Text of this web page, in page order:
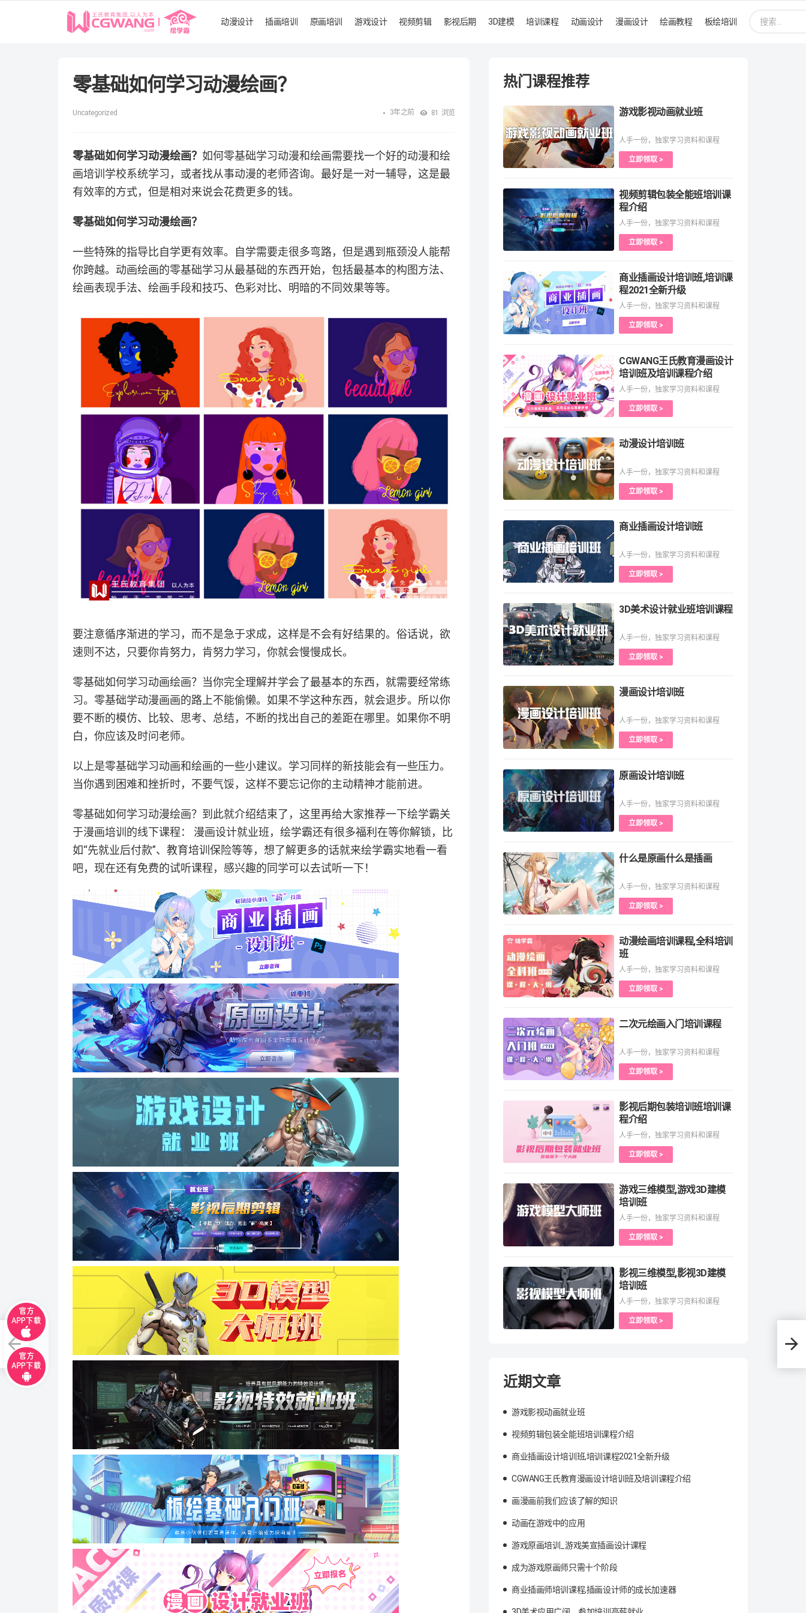
动漫设计 插画培训 原画培训 游戏设计 视频剪辑 影视后期 3D建模 培训课程 动画设计 漫画设计 绘画教程 板绘培训
零基础如何学习动漫绘画？
Uncategorized 3年之前 81 浏览
零基础如何学习动漫绘画？ 如何零基础学习动漫和绘画需要找一个好的动漫和绘
画培训学校系统学习，或者找从事动漫的老师咨询。最好是一对一辅导，这是最
有效率的方式，但是相对来说会花费更多的钱。
零基础如何学习动漫绘画？
一些特殊的指导比自学更有效率。自学需要走很多弯路，但是遇到瓶颈没人能帮
你跨越。动画绘画的零基础学习从最基础的东西开始，包括最基本的构图方法、
绘画表现手法、绘画手段和技巧、色彩对比、明暗的不同效果等等。
要注意循序渐进的学习，而不是急于求成，这样是不会有好结果的。俗话说，欲
速则不达，只要你肯努力，肯努力学习，你就会慢慢成长。
零基础如何学习动画绘画？当你完全理解并学会了最基本的东西，就需要经常练
习。零基础学动漫画画的路上不能偷懒。如果不学这种东西，就会退步。所以你
要不断的模仿、比较、思考、总结，不断的找出自己的差距在哪里。如果你不明
白，你应该及时问老师。
以上是零基础学习动画和绘画的一些小建议。学习同样的新技能会有一些压力。
当你遇到困难和挫折时，不要气馁，这样不要忘记你的主动精神才能前进。
零基础如何学习动漫绘画？到此就介绍结束了，这里再给大家推荐一下绘学霸关
于漫画培训的线下课程： 漫画设计就业班，绘学霸还有很多福利在等你解锁，比
如“先就业后付款”、教育培训保险等等，想了解更多的话就来绘学霸实地看一看
吧，现在还有免费的试听课程，感兴趣的同学可以去试听一下！
漫画
热门课程推荐
游戏影视动画就业班
人手一份，独家学习资料和课程
立即领取 >
视频剪辑包装全能班培训课
程介绍
人手一份，独家学习资料和课程
立即领取 >
商业插画设计培训班,培训课
程2021全新升级
人手一份，独家学习资料和课程
立即领取 >
CGWANG王氏教育漫画设计
培训班及培训课程介绍
人手一份，独家学习资料和课程
立即领取 >
动漫设计培训班
人手一份，独家学习资料和课程
立即领取 >
商业插画设计培训班
人手一份，独家学习资料和课程
立即领取 >
3D美术设计就业班培训课程
人手一份，独家学习资料和课程
立即领取 >
漫画设计培训班
人手一份，独家学习资料和课程
立即领取 >
原画设计培训班
人手一份，独家学习资料和课程
立即领取 >
什么是原画什么是插画
人手一份，独家学习资料和课程
立即领取 >
动漫绘画培训课程,全科培训
班
人手一份，独家学习资料和课程
立即领取 >
二次元绘画入门培训课程
人手一份，独家学习资料和课程
立即领取 >
影视后期包装培训班培训课
程介绍
人手一份，独家学习资料和课程
立即领取 >
游戏三维模型,游戏3D建模
培训班
人手一份，独家学习资料和课程
立即领取 >
影视三维模型,影视3D建模
培训班
人手一份，独家学习资料和课程
立即领取 >
近期文章
游戏影视动画就业班
视频剪辑包装全能班培训课程介绍
商业插画设计培训班,培训课程2021全新升级
CGWANG王氏教育漫画设计培训班及培训课程介绍
画漫画前我们应该了解的知识
动画在游戏中的应用
游戏原画培训_游戏美宣插画设计课程
成为游戏原画师只需十个阶段
商业插画师培训课程,插画设计师的成长加速器